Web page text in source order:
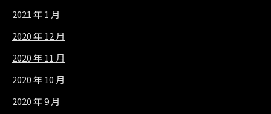
2021 年 1 月
2020 年 12 月
2020 年 11 月
2020 年 10 月
2020 年 9 月